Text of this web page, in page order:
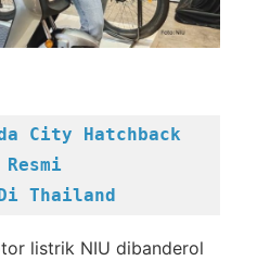
City Hatchback
Thailand
listrik NIU dibanderol